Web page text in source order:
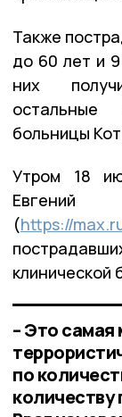
Также
до 60 лет и
них
больницы
Утром 18
(https://
клинической
– Это
по
количеству